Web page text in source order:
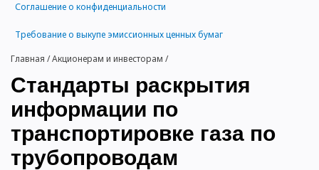
Соглашение о конфиденциальности
Требование о выкупе эмиссионных ценных бумаг
Главная /Акционерам и инвесторам /
Стандарты раскрытия
информации по
транспортировке газа по
трубопроводам